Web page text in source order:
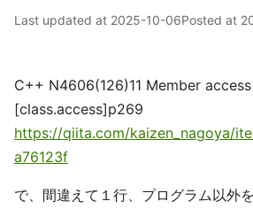
Last updated at 2025-10-06Posted at
C++ N4606(126)11 Member
[class.access]p269
https://qiita.com/kaizen_nagoya/
a76123f
で、間違えて１行、プログラム以外